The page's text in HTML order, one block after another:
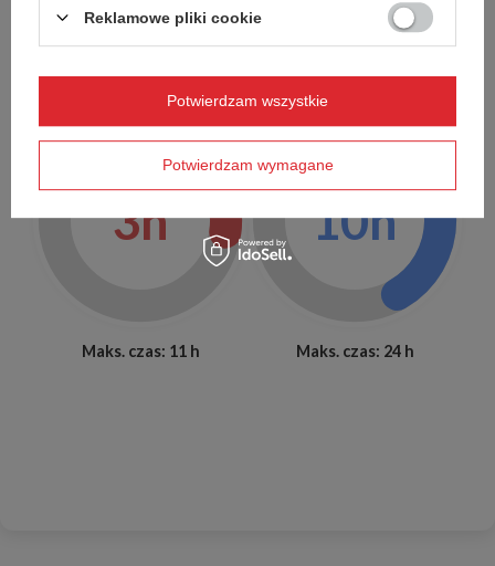
Kubek termiczny Contigo Pinnacle 300ml Latte
3h
Maks. czas: 11 h
10h
Maks. czas: 24 h
Reklamowe pliki cookie
Potwierdzam wymagane
Potwierdzam wszystkie